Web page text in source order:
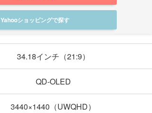
Yahooショッピングで探す
34.18インチ（21:9）
QD-OLED
3440×1440（UWQHD）